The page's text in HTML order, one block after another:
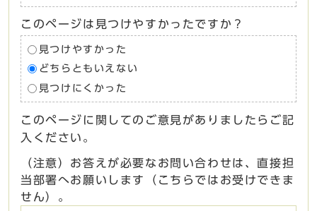
このページは見つけやすかったですか？
見つけやすかった
どちらともいえない
見つけにくかった
このページに関してのご意見がありましたらご記
入ください。
（注意）お答えが必要なお問い合わせは、直接担
当部署へお願いします（こちらではお受けできま
せん）。